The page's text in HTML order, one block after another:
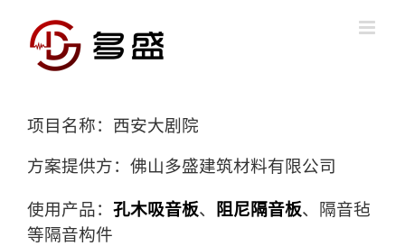
content
项目名称：西安大剧院
方案提供方：佛山多盛建筑材料有限公司
使用产品： 孔木吸音板、 阻尼隔音板、隔音毡
等隔音构件